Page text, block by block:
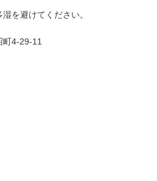
を避けてください。
4-29-11